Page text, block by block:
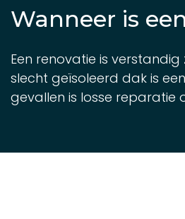
Wanneer is
Een renovatie is
slecht geïsoleerd dak is
gevallen is losse